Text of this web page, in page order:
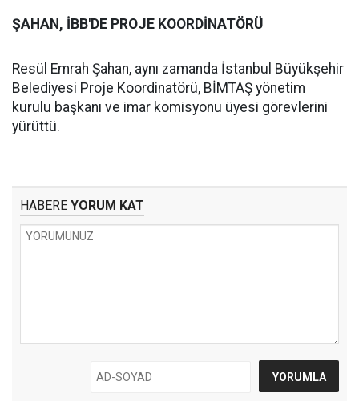
ŞAHAN, İBB'DE PROJE KOORDİNATÖRÜ
Resül Emrah Şahan, aynı zamanda İstanbul Büyükşehir
Belediyesi Proje Koordinatörü, BİMTAŞ yönetim
kurulu başkanı ve imar komisyonu üyesi görevlerini
yürüttü.
HABERE YORUM KAT